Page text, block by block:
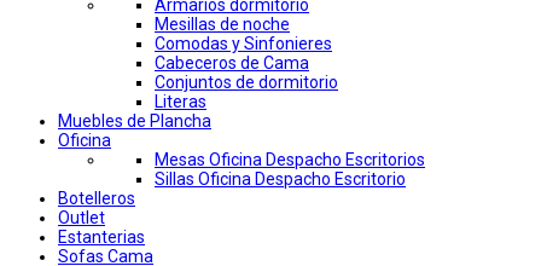
Armarios dormitorio
Mesillas de noche
Comodas y Sinfonieres
Cabeceros de Cama
Conjuntos de dormitorio
Literas
Muebles de Plancha
Oficina
Mesas Oficina Despacho Escritorios
Sillas Oficina Despacho Escritorio
Botelleros
Outlet
Estanterias
Sofas Cama